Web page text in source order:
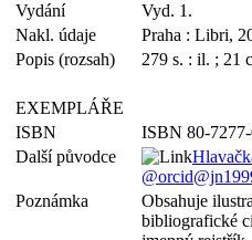
Vydání
Vyd. 1.
Nakl. údaje
Praha : Libri,
Popis (rozsah)
279 s. : il. ; 21
EXEMPLÁŘE
ISBN
ISBN 80-
Další původce
Poznámka
Obsahuje
bibliografické